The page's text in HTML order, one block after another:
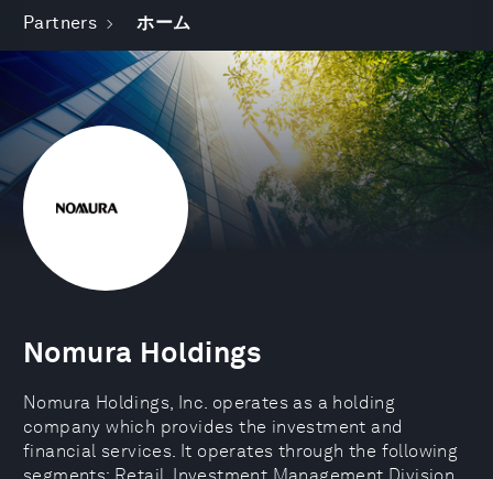
Partners ホーム
Nomura Holdings
Nomura Holdings, Inc. operates as a holding
company which provides the investment and
financial services. It operates through the following